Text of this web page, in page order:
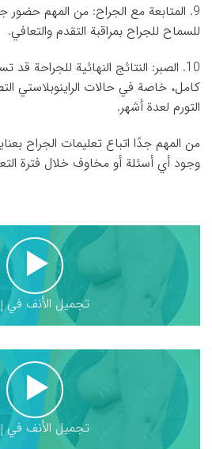
9. المتابعة مع الجراح: من المهم حضور
للسماح للجراح بمراقبة التقدم والتعافي.
10. الصبر: النتائج النهائية للجراحة
كامل، خاصة في حالات الراينوبلاستي
التورم لعدة أشهر.
من المهم جدًا اتباع تعليمات الجراح
وجود أي أسئلة أو مخاوف خلال فترة
تجميل الأنف في
تجميل الأنف في